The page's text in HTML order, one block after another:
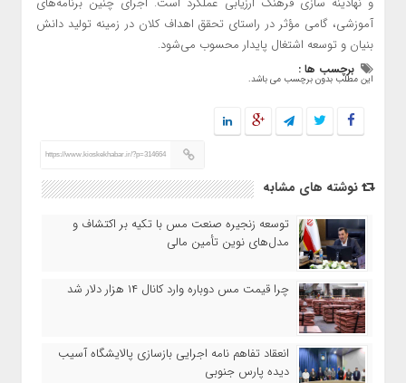
آموزشی، گامی مؤثر در راستای تحقق اهداف کلان در زمینه تولید دانش
بنیان و توسعه اشتغال پایدار محسوب می‌شود.
برچسب ها :
این مطلب بدون برچسب می باشد.
https://www.kioskekhabar.ir/?p=314664
نوشته های مشابه
توسعه زنجیره صنعت مس با تکیه بر اکتشاف و
مدل‌های نوین تأمین مالی
چرا قیمت مس دوباره وارد کانال ۱۴ هزار دلار شد
انعقاد تفاهم نامه اجرایی بازسازی پالایشگاه آسیب
دیده پارس جنوبی